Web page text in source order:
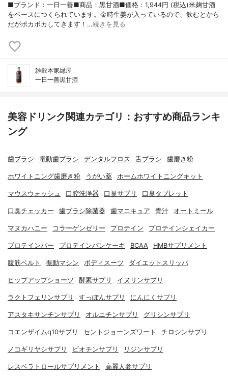
■ブランド：一日一善■商品：黒甘酒■価格：1,944円 (税込)米麹甘酒
をベースにつくられています。金時生姜が入っているので、飲むとから
だがポカポカしてきます！…続きを見る
雑穀本家縁屋
一日一善黒甘酒
美容ドリンク関連カテゴリ：おすすめ商品ランキ
ング
歯ブラシ 電動歯ブラシ デンタルフロス 舌ブラシ 歯磨き粉
ホワイトニング歯磨き粉 うがい薬 ホームホワイトニングキット
マウスウォッシュ 口腔洗浄器 口臭サプリ 口臭タブレット
口臭チェッカー 歯ブラシ除菌器 歯マニキュア 青汁 オートミール
マヌカハニー コラーゲンゼリー プロテイン プロテインシェイカー
プロテインバー プロテインパンケーキ BCAA HMBサプリメント
腹筋ベルト 振動マシン ボディスーツ ダイエットスリッパ
ヒップアップショーツ 酵素サプリ イヌリンサプリ
ラクトフェリンサプリ すっぽんサプリ にんにくサプリ
アスタキサンチンサプリ オルニチンサプリ グリシンサプリ
コエンザイムq10サプリ セントジョーンズワート チロシンサプリ
ノコギリヤシサプリ ビオチンサプリ リジンサプリ
レスベラトロールサプリメント 高麗人参サプリ